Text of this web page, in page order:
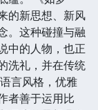
的新思想、新风
。这种碰撞与融
中的人物，也正
洗礼，并在传统
言风格，优雅
者善于运用比